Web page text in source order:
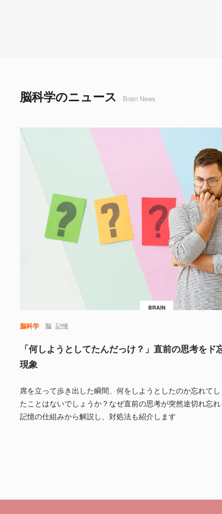
脳科学のニュース Brain News
BRAIN
脳科学 脳 記憶
「何しようとしてたんだっけ？」直前の思考をド
現象
席を立って歩き出した瞬間、何をしようとしたのか忘れて
たことはないでしょうか？なぜ直前の思考が突然途切れ忘
記憶の仕組みから解説し、対処法も紹介します